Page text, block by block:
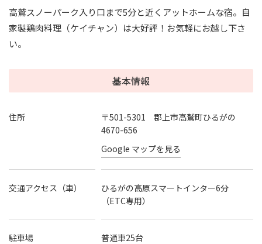
高鷲スノーパーク入り口まで5分と近くアットホームな宿。自
家製鶏肉料理（ケイチャン）は大好評！お気軽にお越し下さ
い。
基本情報
住所
〒501-5301 郡上市高鷲町ひるがの
4670-656
Google マップを見る
交通アクセス（車）
ひるがの高原スマートインター6分
（ETC専用）
駐車場 普通車25台